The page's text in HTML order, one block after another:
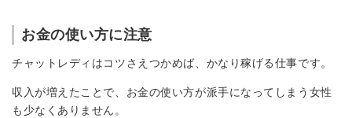
お金の使い方に注意
チャットレディはコツさえつかめば、かなり稼げる仕事です。
収入が増えたことで、お金の使い方が派手になってしまう女性
も少なくありません。